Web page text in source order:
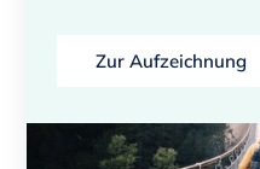
Zur Aufzeichnung